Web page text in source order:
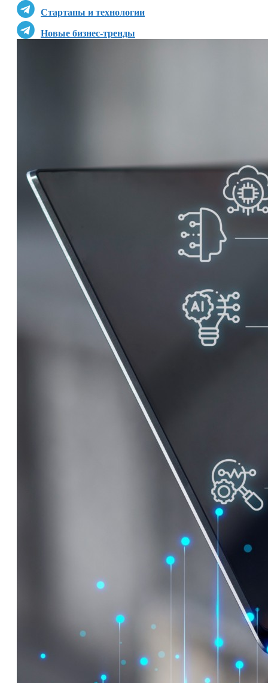
Стартапы и технологии
Новые бизнес-тренды